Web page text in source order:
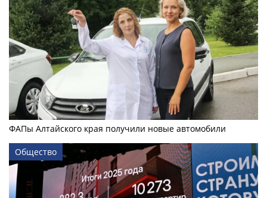
ФАПы Алтайского края получили новые автомобили
Общество